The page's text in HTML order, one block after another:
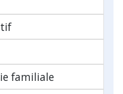
familiale